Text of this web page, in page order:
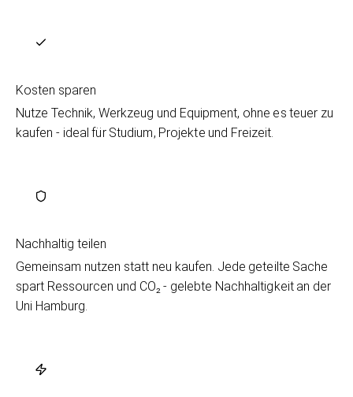
Kosten sparen
Nutze Technik, Werkzeug und Equipment, ohne es teuer zu
kaufen - ideal für Studium, Projekte und Freizeit.
Nachhaltig teilen
Gemeinsam nutzen statt neu kaufen. Jede geteilte Sache
spart Ressourcen und CO₂ - gelebte Nachhaltigkeit an der
Uni Hamburg.